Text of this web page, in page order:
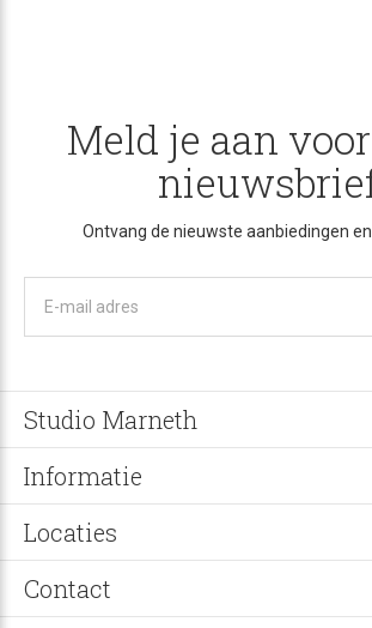
Meld je aan
Ontvang de nieuwste aanbiedingen
Studio Marneth
Informatie
Locaties
Contact